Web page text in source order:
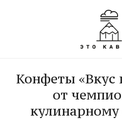
Конфеты «Вкус
от
кулинарному